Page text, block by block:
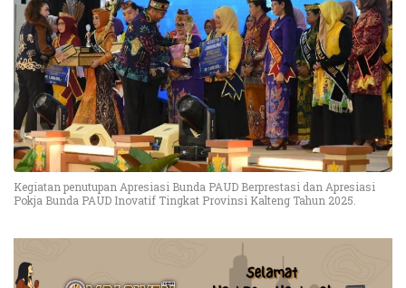
Kegiatan penutupan Apresiasi Bunda PAUD Berprestasi dan Apresiasi
Pokja Bunda PAUD Inovatif Tingkat Provinsi Kalteng Tahun 2025.